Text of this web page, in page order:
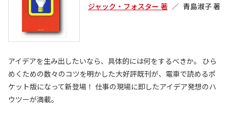
ジャック・フォスター 著 青島淑子 著
アイデアを生み出したいなら、具体的には何をするべきか。 ひら
めくための数々のコツを明かした大好評既刊が、電車で読めるポ
ケット版になって新登場！ 仕事の現場に即したアイデア発想のハ
ウツーが満載。